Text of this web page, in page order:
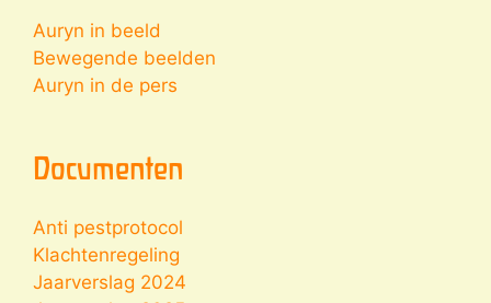
Auryn in beeld
Bewegende beelden
Auryn in de pers
Documenten
Anti pestprotocol
Klachtenregeling
Jaarverslag 2024